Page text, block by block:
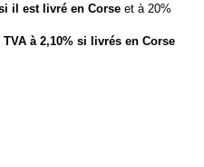
il est livré en Corse et à 20%
à 2,10% si livrés en Corse